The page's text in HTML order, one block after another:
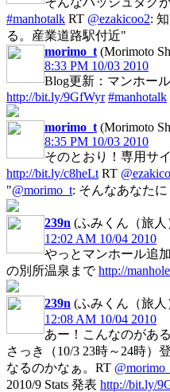
#manhotalk RT @ezakicoo2:
る。産業道路駅付近"
morimo_t (Morimoto
8:33 PM 10/03 2010
Blog更新：マンホー
http://bit.ly/9GfWyr #manhotalk
morimo_t (Morimoto
8:35 PM 10/03 2010
そのとおり！専用サ
http://bit.ly/c8heLt RT
"@morimo_t: そんなあなたに
239n (ふみくん（旅人
12:02 AM 10/04 2010
やっとマンホール追
の別所温泉までhttp://
239n (ふみくん（旅人
12:08 AM 10/04 2010
あー！こんなのがあ
さっき（10/3 23時～24時）
なるのかなぁ。RT
2010/9 Stats 発表 http://bit.ly/